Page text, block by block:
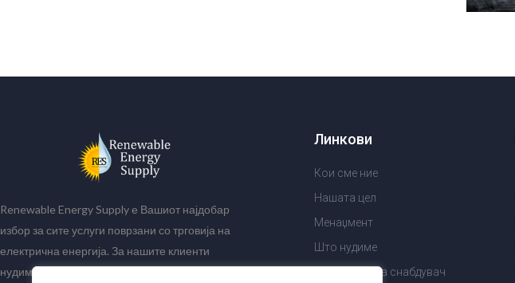
Renewable Energy Supply е Вашиот најдобар
избор за сите услуги поврзани со трговија на
електрична енергија. За нашите клиенти
нудиме најдобри и најразновидни пакети за
Линкови
Кои сме ние
Нашата цел
Менаџмент
Што нудиме
Зошто RES за снабдувач